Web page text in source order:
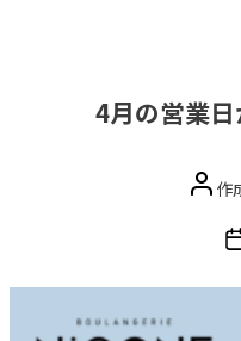
4月の営業
投 作
投